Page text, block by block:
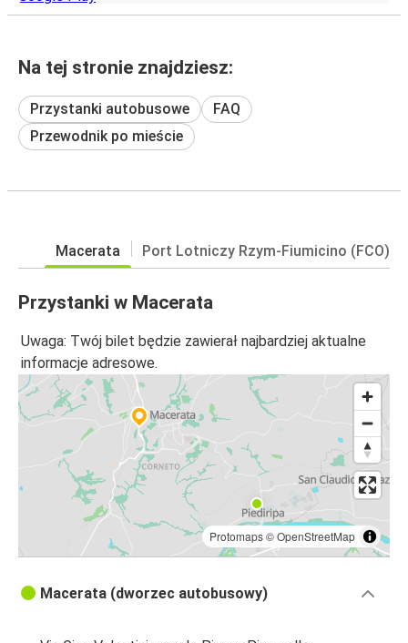
Na tej stronie znajdziesz:
Przystanki autobusowe
FAQ
Przewodnik po mieście
Macerata Port Lotniczy Rzym-Fiumicino (FCO)
Przystanki w Macerata
Uwaga: Twój bilet będzie zawierał najbardziej aktualne
informacje adresowe.
Protomaps©OpenStreetMap
Macerata (dworzec autobusowy)